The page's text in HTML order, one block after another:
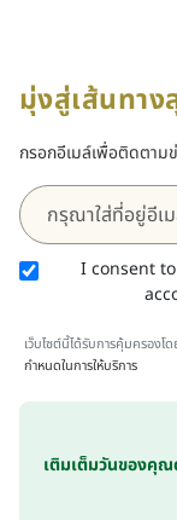
มุ่งสู่เส้นทา
กรอกอีเมล์เพื่อติดตาม
I consent
เว็บไซต์นี้ได้รับการคุ้มครองโ
กำหนดในการให้บริการ
เติมเต็มวันของคุ